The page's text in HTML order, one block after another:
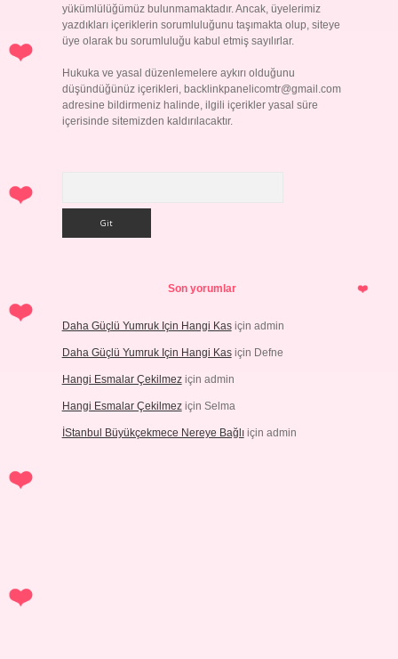
yükümlülüğümüz bulunmamaktadır. Ancak, üyelerimiz
yazdıkları içeriklerin sorumluluğunu taşımakta olup, siteye
üye olarak bu sorumluluğu kabul etmiş sayılırlar.
Hukuka ve yasal düzenlemelere aykırı olduğunu
düşündüğünüz içerikleri, backlinkpanelicomtr@gmail.com
adresine bildirmeniz halinde, ilgili içerikler yasal süre
içerisinde sitemizden kaldırılacaktır.
Son yorumlar
Daha Güçlü Yumruk Için Hangi Kasiçin admin
Daha Güçlü Yumruk Için Hangi Kasiçin Defne
Hangi Esmalar Çekilmeziçin admin
Hangi Esmalar Çekilmeziçin Selma
İStanbul Büyükçekmece Nereye Bağlıiçin admin